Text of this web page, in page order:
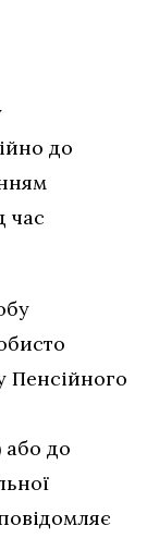
до
час
Пенсійного
або до